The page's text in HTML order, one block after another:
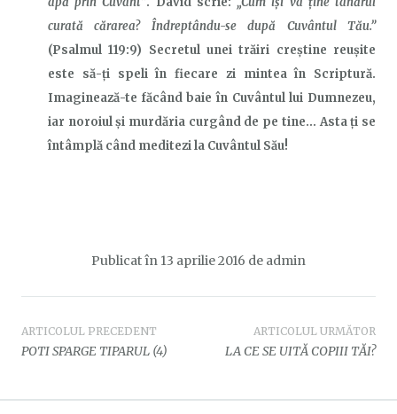
curată cărarea? Îndreptându-se după Cuvântul Tău.”
(Psalmul 119:9) Secretul unei trăiri creștine reușite
este să-ți speli în fiecare zi mintea în Scriptură.
Imaginează-te făcând baie în Cuvântul lui Dumnezeu,
iar noroiul și murdăria curgând de pe tine… Asta ți se
întâmplă când meditezi la Cuvântul Său!
Publicat în 13 aprilie 2016 de admin
Navigare
articole
ARTICOLUL PRECEDENT
POTI SPARGE TIPARUL (4)
ARTICOLUL URMĂTOR
LA CE SE UITĂ COPIII TĂI?